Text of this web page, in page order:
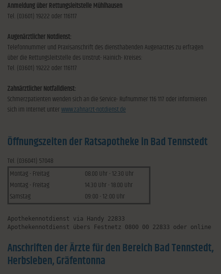
Anmeldung über Rettungsleitstelle Mühlhausen
Tel. (03601) 19222 oder 116117
Augenärztlicher Notdienst:
Telefonnummer und Praxisanschrift des diensthabenden Augenarztes zu erfragen
über die Rettungsleitstelle des Unstrut- Hainich- Kreises:
Tel. (03601) 19222 oder 116117
Zahnärztlicher Notfalldienst:
Schmerzpatienten wenden sich an die Service- Rufnummer 116 117 oder informieren
sich im Internet unterwww.zahnarzt-notdienst.de
Öffnungszeiten der Ratsapotheke in Bad Tennstedt
Tel. (036041) 57048
Montag - Freitag
08.00 Uhr - 12.30 Uhr
Montag - Freitag
14.30 Uhr - 18.00 Uhr
Samstag
09:00 - 12:00 Uhr
Apothekennotdienst via Handy 22833
Apothekennotdienst übers Festnetz 0800 00 22833 oder online
Anschriften der Ärzte für den Bereich Bad Tennstedt,
Herbsleben, Gräfentonna